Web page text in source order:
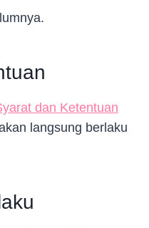
dan Ketentuan
langsung berlaku